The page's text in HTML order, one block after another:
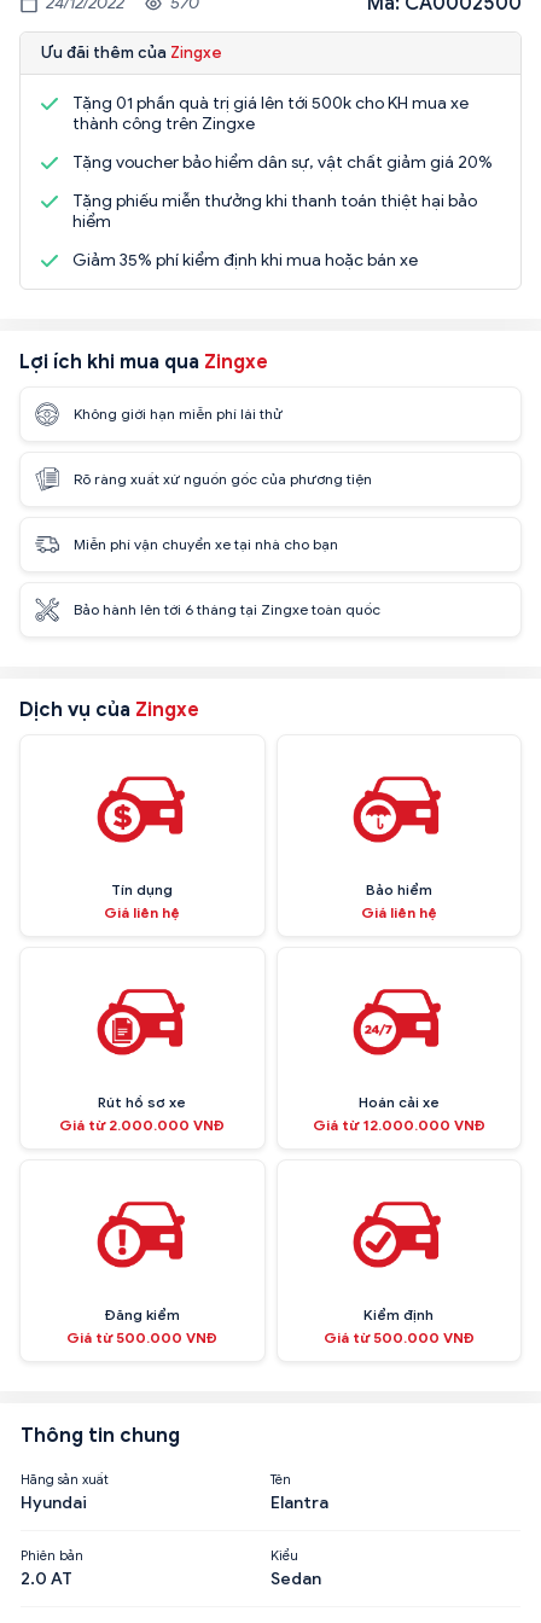
Ưu đãi thêm của Zingxe
Tặng 01 phần quà trị giá lên tới 500k cho KH mua xe
thành công trên Zingxe
Tặng voucher bảo hiểm dân sự, vật chất giảm giá 20%
Tặng phiếu miễn thưởng khi thanh toán thiệt hại bảo
hiểm
Giảm 35% phí kiểm định khi mua hoặc bán xe
Lợi ích khi mua qua Zingxe
Không giới hạn miễn phí lái thử
Rõ ràng xuất xứ nguồn gốc của phương tiện
Miễn phí vận chuyển xe tại nhà cho bạn
Bảo hành lên tới 6 tháng tại Zingxe toàn quốc
Dịch vụ của Zingxe
Tín dụng
Giá liên hệ
Bảo hiểm
Giá liên hệ
Rút hồ sơ xe
Giá từ 2.000.000 VNĐ
Hoán cải xe
Giá từ 12.000.000 VNĐ
Đăng kiểm
Giá từ 500.000 VNĐ
Kiểm định
Giá từ 500.000 VNĐ
Thông tin chung
Hãng sản xuất
Hyundai
Tên
Elantra
Phiên bản
2.0 AT
Kiểu
Sedan